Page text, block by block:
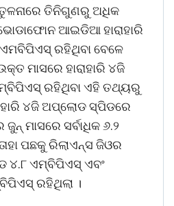
ତିନିଗୁଣରୁ ଅଧିକ
ଆଇଡିଆ ହାରାହାରି
ରହିଥିବା ବେଳେ
ମାସରେ ହାରାହାରି ୪ଜି
ରହିଥିବା ଏହି ତଥ୍ୟରୁ
୪ଜି ଅପ୍‌ଲୋଡ ସ୍ପିଡରେ
ମାସରେ ସର୍ବାଧିକ ୬.୨
ପଛକୁ ରିଲାଏନ୍ସ ଜିଓର
୪.୮ ଏମ୍‌ବିପିଏସ୍ ଏବଂ
ରହିଥିଲା ।